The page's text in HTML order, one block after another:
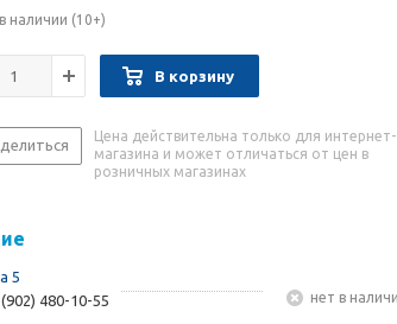
наличии (10+)
В корзину
Цена действительна только для интернет-
магазина и может отличаться от цен в
розничных магазинах
5
480-10-55
Нет в